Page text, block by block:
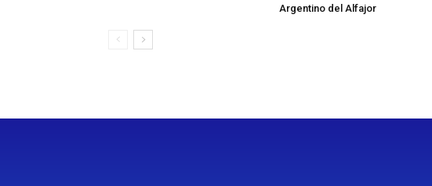
Argentino del Alfajor